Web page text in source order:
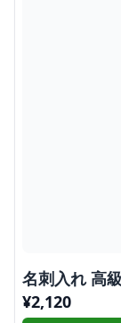
名刺入れ 高
¥2,120